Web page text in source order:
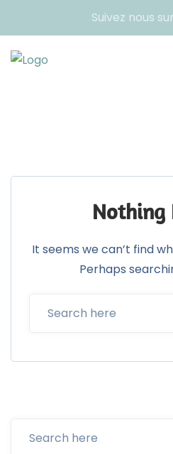
Suivez nous sur
Nothing
It seems we can’t find
Perhaps